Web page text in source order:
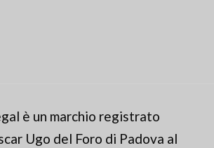
è un marchio registrato
Ugo del Foro di Padova al